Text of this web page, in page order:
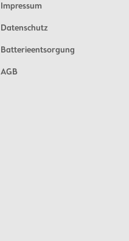
Impressum
Datenschutz
Batterieentsorgung
AGB